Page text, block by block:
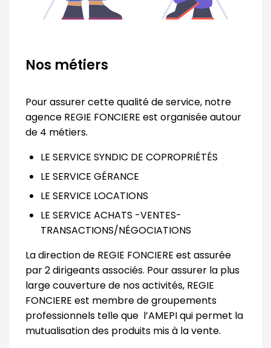
Nos métiers
Pour assurer cette qualité de service, notre
agence REGIE FONCIERE est organisée autour
de 4 métiers.
LE SERVICE SYNDIC DE COPROPRIÉTÉS
LE SERVICE GÉRANCE
LE SERVICE LOCATIONS
LE SERVICE ACHATS -VENTES-
TRANSACTIONS/NÉGOCIATIONS
La direction de REGIE FONCIERE est assurée
par 2 dirigeants associés. Pour assurer la plus
large couverture de nos activités, REGIE
FONCIERE est membre de groupements
professionnels telle que l’AMEPI qui permet la
mutualisation des produits mis à la vente.